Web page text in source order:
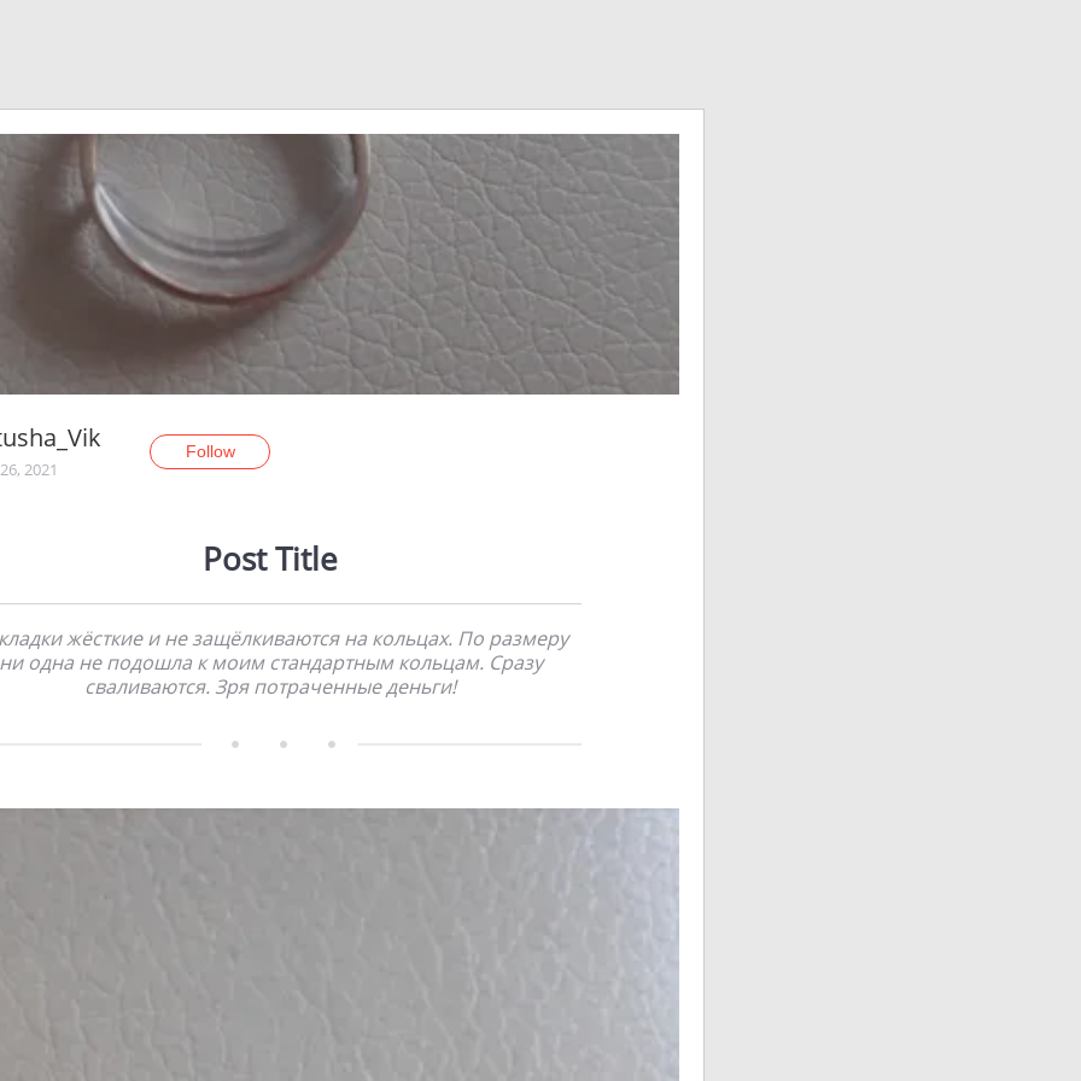
2021
Follow
Post Title
жёсткие и не защёлкиваются на кольцах. По размеру
одна не подошла к моим стандартным кольцам. Сразу
сваливаются. Зря потраченные деньги!